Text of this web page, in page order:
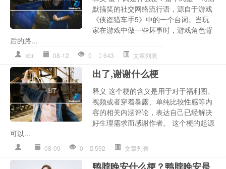
默搞笑的社交网络流行语，源自于游戏
《侠盗猎车手5》中的一个台词。当玩
家在游戏中做一些坏事时，游戏角色背
后的路...
xbr 08-12 0 643 文章列表
出了,谢谢什么梗
释义 这个梗的含义是用于对于福利图、
视频或者穿着暴露、单纯比较性感等内
容的相关内涵评论，表达自己已经解决
好生理需求而感谢作者。 这个梗的起源
可以...
08-09 0 592 文章列表